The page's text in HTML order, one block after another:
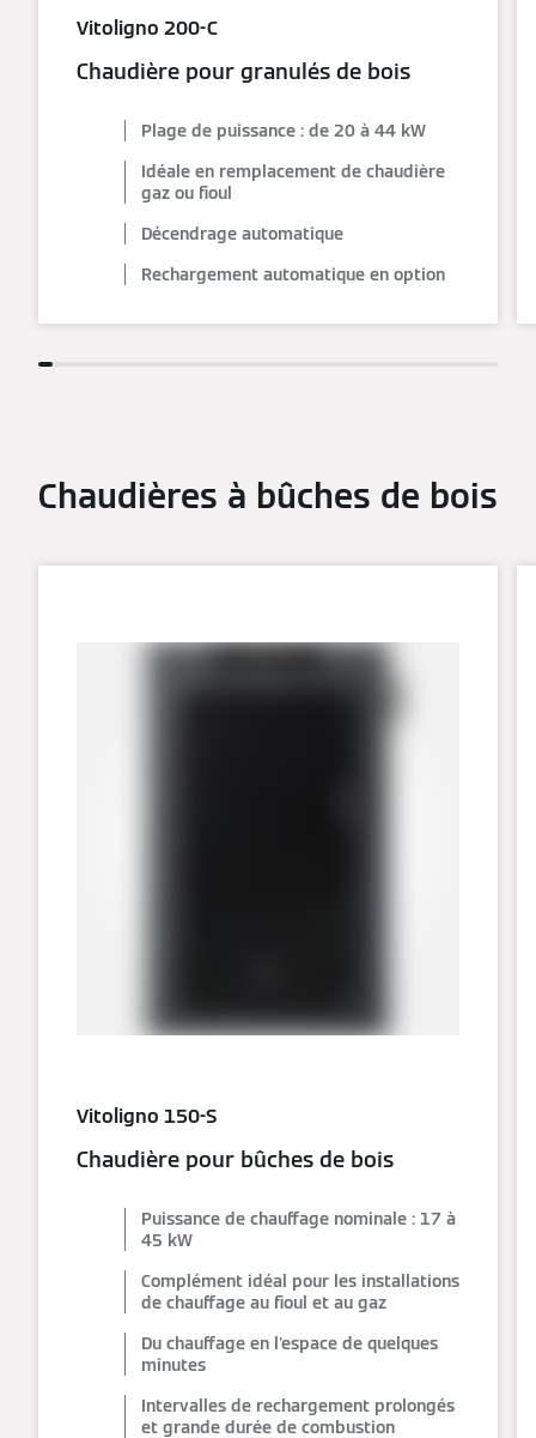
Vitoligno 200-C
Chaudière pour granulés de bois
Plage de puissance : de 20 à 44 kW
Idéale en remplacement de chaudière
gaz ou fioul
Décendrage automatique
Rechargement automatique en option
Chaudières à bûches de bois
Vitoligno 150-S
Chaudière pour bûches de bois
Puissance de chauffage nominale : 17 à
45 kW
Complément idéal pour les installations
de chauffage au fioul et au gaz
Du chauffage en l'espace de quelques
minutes
Intervalles de rechargement prolongés
et grande durée de combustion